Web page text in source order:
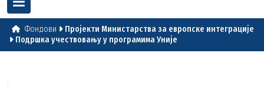
Фондови
Пројекти Министарства за европске интеграције
Подршка учествовању у програмима Уније